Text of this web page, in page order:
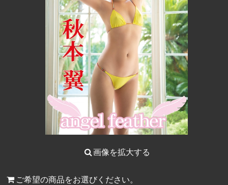
画像を拡大する
ご希望の商品をお選びください。